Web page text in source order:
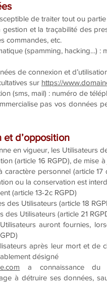
de traiter tout ou
et la traçabilité des
commandes, etc.
(spamming, hacking…) :
de connexion et
sur https://
(sms, mail) : numéro de
pas vos données
d’opposition
en vigueur, les Utilisateurs
(article 16 RGPD), de
personnel (article
ou la conservation est
(article 13-2c RGPD)
des Utilisateurs (article 18
Utilisateurs (article 21
auront fournies,
après leur mort et de
désigné
a connaissance du
à détruire ses données,